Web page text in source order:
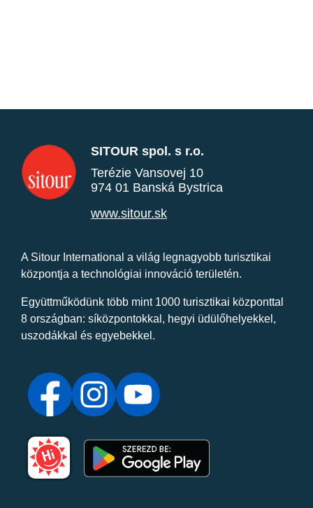
SITOUR spol. s r.o.
Terézie Vansovej 10
974 01 Banská Bystrica
www.sitour.sk
A Sitour International a világ legnagyobb turisztikai
központja a technológiai innováció területén.
Együttműködünk több mint 1000 turisztikai központtal
8 országban: síközpontokkal, hegyi üdülőhelyekkel,
uszodákkal és egyebekkel.